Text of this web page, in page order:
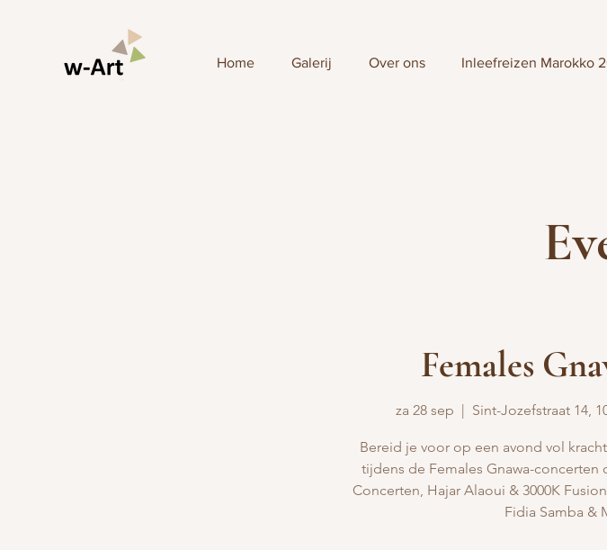
Home Galerij Over ons Inleefreizen Marokko
Females
za 28 sep
  |
Sint-Jozefstraat 14,
Bereid je voor op een avond vol
tijdens de Females Gnawa-concerten
Concerten, Hajar Alaoui & 3000K
Fidia Samba &